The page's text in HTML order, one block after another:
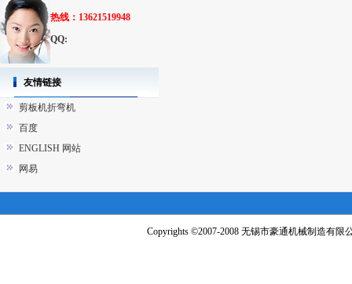
热线：13621519948
QQ:
友情链接
剪板机折弯机
百度
ENGLISH 网站
网易
Copyrights ©2007-2008 无锡市豪通机械制造有限